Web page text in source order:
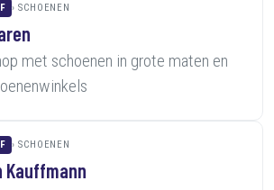
SCHOENEN
met schoenen in grote maten en
SCHOENEN
Kauffmann